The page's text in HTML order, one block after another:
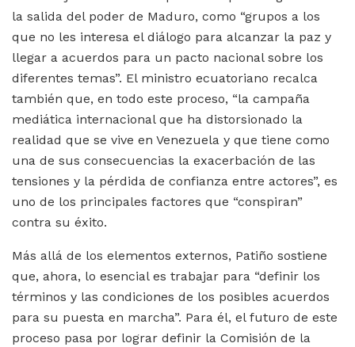
la salida del poder de Maduro, como “grupos a los
que no les interesa el diálogo para alcanzar la paz y
llegar a acuerdos para un pacto nacional sobre los
diferentes temas”. El ministro ecuatoriano recalca
también que, en todo este proceso, “la campaña
mediática internacional que ha distorsionado la
realidad que se vive en Venezuela y que tiene como
una de sus consecuencias la exacerbación de las
tensiones y la pérdida de confianza entre actores”, es
uno de los principales factores que “conspiran”
contra su éxito.
Más allá de los elementos externos, Patiño sostiene
que, ahora, lo esencial es trabajar para “definir los
términos y las condiciones de los posibles acuerdos
para su puesta en marcha”. Para él, el futuro de este
proceso pasa por lograr definir la Comisión de la